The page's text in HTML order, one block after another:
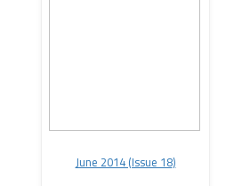
(
June 2014 (Issue 18